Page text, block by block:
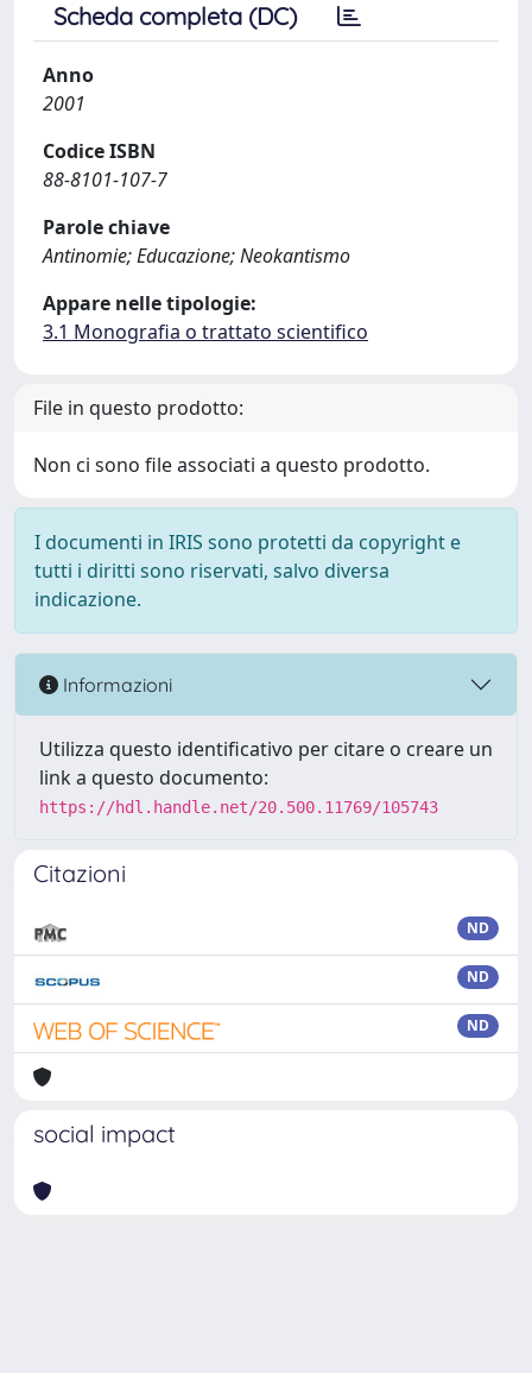
Scheda completa (DC)
Anno
2001
Codice ISBN
88-8101-107-7
Parole chiave
Antinomie; Educazione; Neokantismo
Appare nelle tipologie:
3.1 Monografia o trattato scientifico
File in questo prodotto:
Non ci sono file associati a questo prodotto.
I documenti in IRIS sono protetti da copyright e
tutti i diritti sono riservati, salvo diversa
indicazione.
Informazioni
Utilizza questo identificativo per citare o creare un
link a questo documento:
https://hdl.handle.net/20.500.11769/105743
Citazioni
ND
ND
ND
social impact